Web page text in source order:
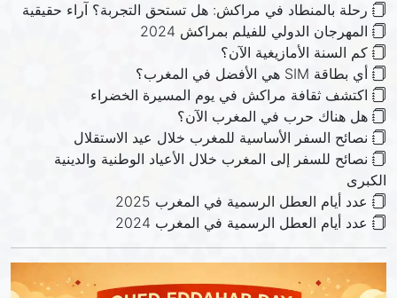
رحلة بالمنطاد في مراكش: هل تستحق التجربة؟ آراء حقيقية
المهرجان الدولي للفيلم بمراكش 2024
كم السنة الأمازيغية الآن؟
أي بطاقة SIM هي الأفضل في المغرب؟
اكتشف ثقافة مراكش في يوم المسيرة الخضراء
هل هناك حرب في المغرب الآن؟
نصائح السفر الأساسية للمغرب خلال عيد الاستقلال
نصائح للسفر إلى المغرب خلال الأعياد الوطنية والدينية
الكبرى
عدد أيام العطل الرسمية في المغرب 2025
عدد أيام العطل الرسمية في المغرب 2024